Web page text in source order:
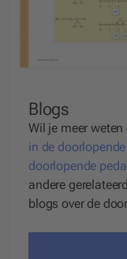
Blogs
Wil je meer weten
in de
doorlopende
andere
blogs over de